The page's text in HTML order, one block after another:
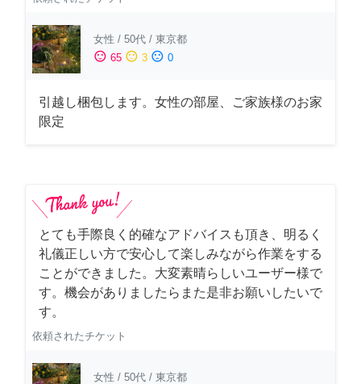
女性 / 50代 / 東京都
sentiment_satisfied 65 sentiment_neutral 3 sentiment_dissatisfied 0
引越し梱包します。女性の部屋、ご家族様のお家
限定
とても手際良く的確なアドバイスも頂き、明るく
礼儀正しい方で安心して楽しみながら作業をする
ことができました。大変素晴らしいユーザー様で
す。機会がありましたらまた是非お願いしたいで
す。
依頼されたチケット
女性 / 50代 / 東京都